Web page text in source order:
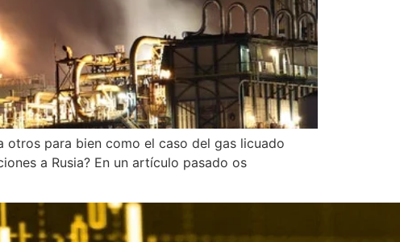
otros para bien como el caso del gas licuado
a Rusia? En un artículo pasado os